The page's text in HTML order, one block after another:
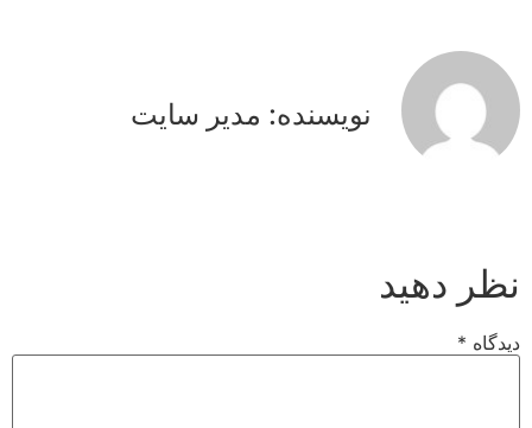
نویسنده: مدیر سایت
نظر دهید
دیدگاه*